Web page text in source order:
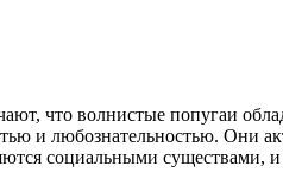
что волнистые попугаи
и любознательностью. Они
социальными существами,